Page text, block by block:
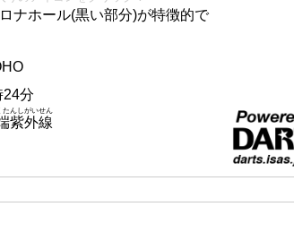
ナホール(黒い部分)が特徴的で
24分
紫外線
たんしがいせん